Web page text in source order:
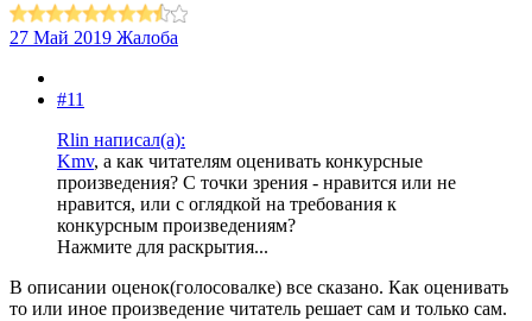
27 Май 2019 Жалоба
#11
Rlin написал(а):
Kmv, а как читателям оценивать конкурсные
произведения? С точки зрения - нравится или не
нравится, или с оглядкой на требования к
конкурсным произведениям?
Нажмите для раскрытия...
В описании оценок(голосовалке) все сказано. Как оценивать
то или иное произведение читатель решает сам и только сам.